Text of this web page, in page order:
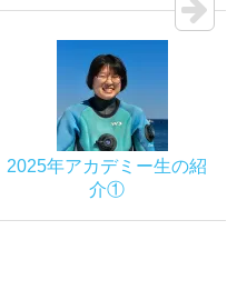
2025年アカデミー生の紹
介①